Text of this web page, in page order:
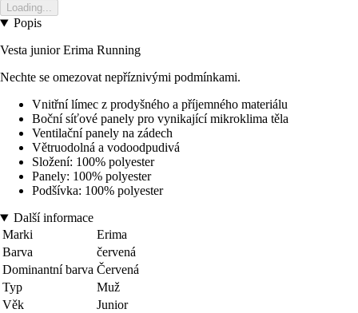
Loading...
Popis
Vesta junior Erima Running
Nechte se omezovat nepříznivými podmínkami.
Vnitřní límec z prodyšného a příjemného materiálu
Boční síťové panely pro vynikající mikroklima těla
Ventilační panely na zádech
Větruodolná a vodoodpudivá
Složení: 100% polyester
Panely: 100% polyester
Podšívka: 100% polyester
Další informace
Marki
Erima
Barva
červená
Dominantní barva Červená
Typ
Muž
Věk
Junior